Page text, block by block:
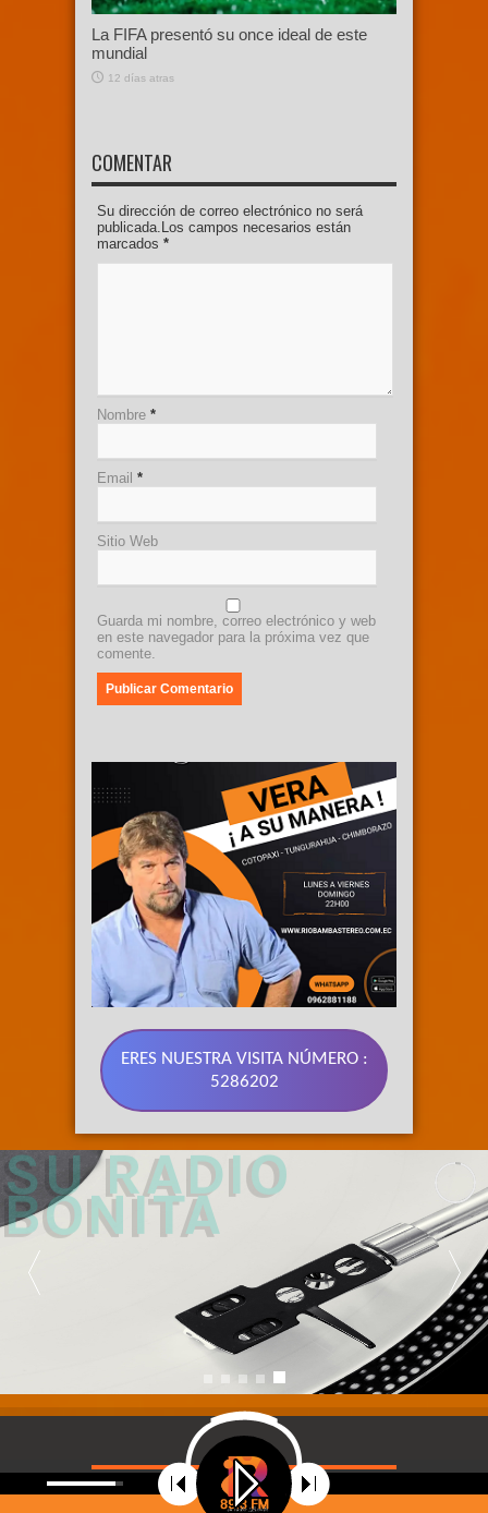
La FIFA presentó su once ideal de este
mundial
12 días atras
COMENTAR
Su dirección de correo electrónico no será
publicada.Los campos necesarios están
marcados *
Nombre *
Email *
Sitio Web
Guarda mi nombre, correo electrónico y web
en este navegador para la próxima vez que
comente.
ERES NUESTRA VISITA NÚMERO :
5286202
89.3 FM
SU RADIO
BONITA